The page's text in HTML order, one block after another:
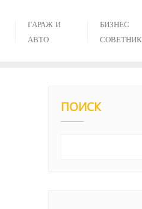
ГАРАЖ И
АВТО
БИЗНЕС
СОВЕТНИК
ПОИСК